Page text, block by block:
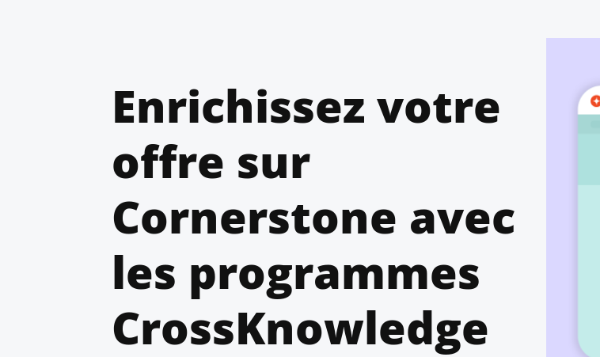
Enrichissez votre
offre sur
Cornerstone avec
les programmes
CrossKnowledge